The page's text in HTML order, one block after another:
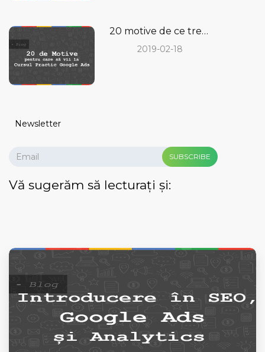
20 motive de ce trebuie să vii la un Curs Practic de Google Ads pentru începători
2019-02-18
Newsletter
SUBSCRIBE
Vă sugerăm să lecturați și: